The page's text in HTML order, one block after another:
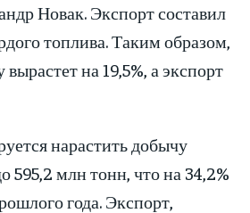
Новак. Экспорт составил
топлива. Таким образом,
на 19,5%, а экспорт
нарастить добычу
595,2 млн тонн, что на 34,2%
года. Экспорт,